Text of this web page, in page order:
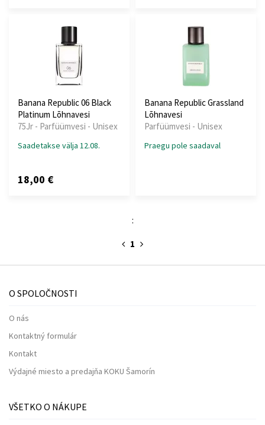
Banana Republic 06 Black
Platinum Lõhnavesi
75Jr - Parfüümvesi - Unisex
Saadetakse välja 12.08.
18,00 €
Banana Republic Grassland
Lõhnavesi
Parfüümvesi - Unisex
Praegu pole saadaval
:
1
O SPOLOČNOSTI
O nás
Kontaktný formulár
Kontakt
Výdajné miesto a predajňa KOKU Šamorín
VŠETKO O NÁKUPE